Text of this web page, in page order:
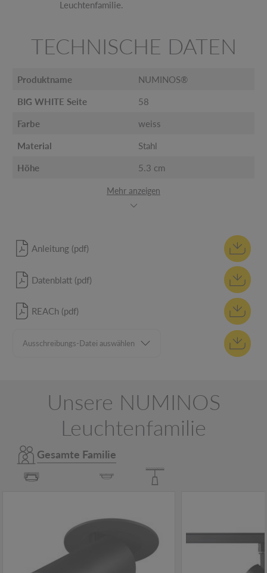
Leuchtenfamilie.
TECHNISCHE DATEN
Produktname NUMINOS®
BIG WHITE Seite 58
Farbe weiss
Material Stahl
Höhe 5.3 cm
Mehr anzeigen
Anleitung (pdf)
Datenblatt (pdf)
REACh (pdf)
Unsere NUMINOS
Leuchtenfamilie
Gesamte Familie